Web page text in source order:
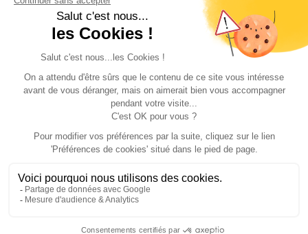
Livraison
Expédié sous 72h
Paiements
Sécurisés
Avantages
Suivez-nous !